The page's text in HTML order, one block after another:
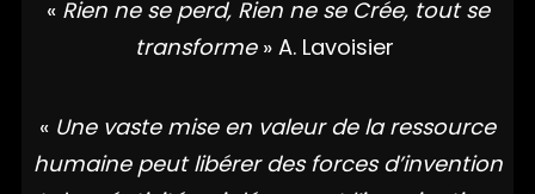
« Rien ne se perd, Rien ne se Crée, tout se
transforme » A. Lavoisier
« Une vaste mise en valeur de la ressource
humaine peut libérer des forces d’invention